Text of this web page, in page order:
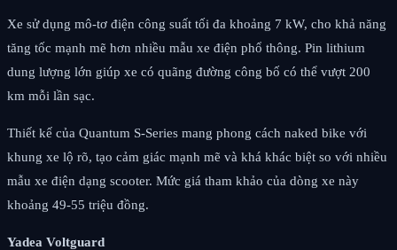
Xe sử dụng mô-tơ điện công suất tối đa khoảng 7 kW, cho khả năng
tăng tốc mạnh mẽ hơn nhiều mẫu xe điện phổ thông. Pin lithium
dung lượng lớn giúp xe có quãng đường công bố có thể vượt 200
km mỗi lần sạc.
Thiết kế của Quantum S-Series mang phong cách naked bike với
khung xe lộ rõ, tạo cảm giác mạnh mẽ và khá khác biệt so với nhiều
mẫu xe điện dạng scooter. Mức giá tham khảo của dòng xe này
khoảng 49-55 triệu đồng.
Yadea Voltguard